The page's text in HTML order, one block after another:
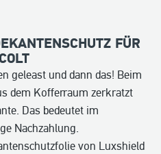
FÜR
geleast und dann das! Beim
dem Kofferraum zerkratzt
Das bedeutet im
Nachzahlung.
von Luxshield